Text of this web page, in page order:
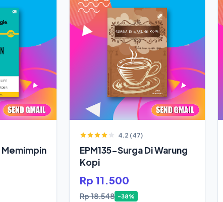
Memimpin
4.2 (47)
EPM135-Surga Di Warung
Kopi
Rp 11.500
Rp 18.548 -38%